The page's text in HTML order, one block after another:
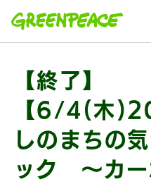
【終了】
【6/4(木
しのまちの
ック 〜カー